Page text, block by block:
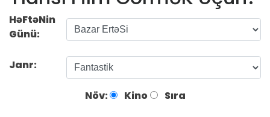
HəFtəNin
Günü:
Janr:
Növ: Kino Sıra